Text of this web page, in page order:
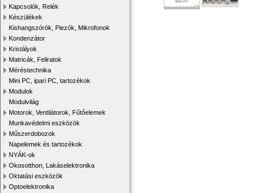
Kapcsolók, Relék
Készülékek
Kishangszórók, Piezók, Mikrofonok
Kondenzátor
Kristályok
Matricák, Feliratok
Méréstechnika
Mini PC, ipari PC, tartozékok
Modulok
Modulvilág
Motorok, Ventilátorok, Fűtőelemek
Munkavédelmi eszközök
Műszerdobozok
Napelemek és tartozékok
NYÁK-ok
Okosotthon, Lakáselektronika
Oktatási eszközök
Optoelektronika